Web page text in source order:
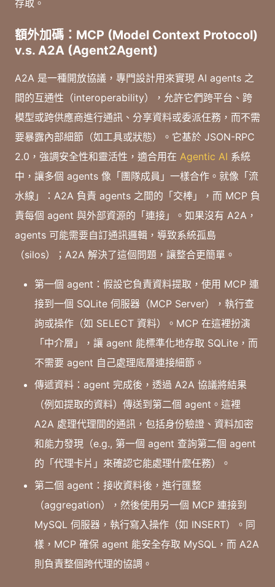
存取。
額外加碼：MCP (Model Context Protocol)
v.s. A2A (Agent2Agent)
A2A 是一種開放協議，專門設計用來實現 AI agents 之
間的互通性（interoperability），允許它們跨平台、跨
模型或跨供應商進行通訊、分享資料或委派任務，而不需
要暴露內部細節（如工具或狀態）。它基於 JSON-RPC
2.0，強調安全性和靈活性，適合用在 Agentic AI 系統
中，讓多個 agents 像「團隊成員」一樣合作。就像「流
水線」：A2A 負責 agents 之間的「交棒」，而 MCP 負
責每個 agent 與外部資源的「連接」。如果沒有 A2A，
agents 可能需要自訂通訊邏輯，導致系統孤島
（silos）；A2A 解決了這個問題，讓整合更簡單。
第一個 agent：假設它負責資料提取，使用 MCP 連
接到一個 SQLite 伺服器（MCP Server），執行查
詢或操作（如 SELECT 資料）。MCP 在這裡扮演
「中介層」，讓 agent 能標準化地存取 SQLite，而
不需要 agent 自己處理底層連接細節。
傳遞資料：agent 完成後，透過 A2A 協議將結果
（例如提取的資料）傳送到第二個 agent。這裡
A2A 處理代理間的通訊，包括身份驗證、資料加密
和能力發現（e.g., 第一個 agent 查詢第二個 agent
的「代理卡片」來確認它能處理什麼任務）。
第二個 agent：接收資料後，進行匯整
（aggregation），然後使用另一個 MCP 連接到
MySQL 伺服器，執行寫入操作（如 INSERT）。同
樣，MCP 確保 agent 能安全存取 MySQL，而 A2A
則負責整個跨代理的協調。